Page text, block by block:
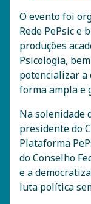
O evento foi
Rede PePsic e
produções
Psicologia,
potencializar a
forma ampla e
Na solenidade
presidente do
Plataforma
do Conselho
e a
luta política